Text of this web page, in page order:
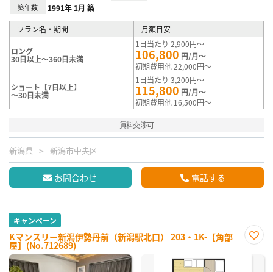
築年数 1991年 1月 築
プラン名・期間 月額目安
ロング
30日以上～360日未満
1日当たり 2,900円～
106,800 円/月～
初期費用他 22,000円～
ショート【7日以上】
～30日未満
1日当たり 3,200円～
115,800 円/月～
初期費用他 16,500円～
賃料交渉可
新潟県 新潟市中央区
お問合わせ 電話する
キャンペーン
Kマンスリー新潟伊勢丹前（新潟駅北口） 203・1K-【角部
屋】(No.712689)
に入